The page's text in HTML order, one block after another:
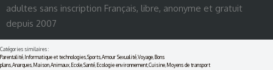
adultes sans inscription Français, libre, anonyme et gratuit
depuis 2007
Catégories similaires :
Parentalité, Informatique et technologies,Sports,Amour Sexualité,Voyage, Bons
plans,Anarques,Maison,Animaux, Ecole,Santé, Ecologie environnement,Cuisine,Moyens de transport